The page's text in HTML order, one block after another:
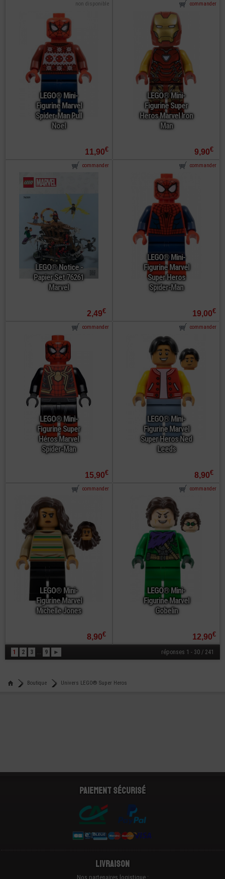
LEGO® Mini-
Figurine Marvel
Spider-Man Pull
Noel
11,90€
non disponible
LEGO® Mini-
Figurine Super
Heros Marvel Iron
Man
9,90€
commander
LEGO® Notice -
Papier Set 76261
Marvel
2,49€
commander
LEGO® Mini-
Figurine Marvel
Super Heros
Spider-Man
19,00€
commander
LEGO® Mini-
Figurine Super
Héros Marvel
Spider-Man
15,90€
commander
LEGO® Mini-
Figurine Marvel
Super Heros Ned
Leeds
8,90€
commander
LEGO® Mini-
Figurine Marvel
Michelle Jones
8,90€
commander
LEGO® Mini-
Figurine Marvel
Gobelin
12,90€
commander
1 2 3 ... 9 ► réponses 1 - 30 / 241
Boutique Univers LEGO® Super Heros
Paiement sécurisé
Livraison
Nos partenaires logistique :